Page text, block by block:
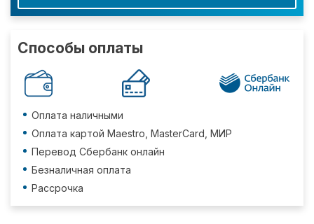
Способы оплаты
Оплата наличными
Оплата картой Maestro, MasterCard, МИР
Перевод Сбербанк онлайн
Безналичная оплата
Рассрочка